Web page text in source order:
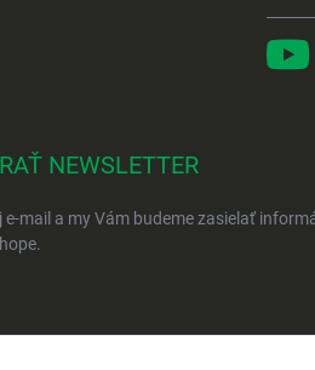
NEWSLETTER
e-mail a my Vám budeme zasielať